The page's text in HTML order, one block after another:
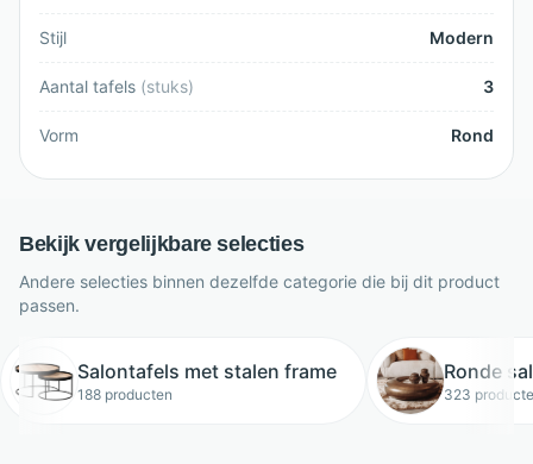
Stijl Modern
Aantal tafels (stuks) 3
Vorm Rond
Bekijk vergelijkbare selecties
Andere selecties binnen dezelfde categorie die bij dit product
passen.
Salontafels met stalen frame
188 producten
Ronde
323